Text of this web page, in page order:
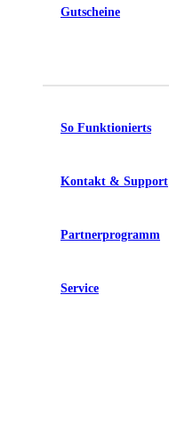
Gutscheine
So Funktionierts
Kontakt & Support
Partnerprogramm
Service